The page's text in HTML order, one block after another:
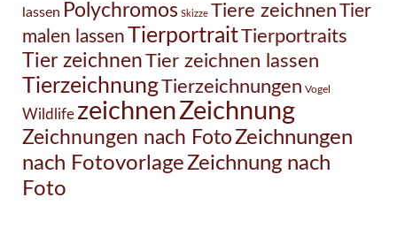
lassen Polychromos Skizze Tiere zeichnenTier
malen lassenTierportraitTierportraits
Tier zeichnenTier zeichnen lassen
TierzeichnungTierzeichnungen Vogel
WildlifezeichnenZeichnung
Zeichnungen nach FotoZeichnungen
nach FotovorlageZeichnung nach
Foto